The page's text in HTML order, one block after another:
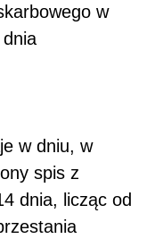
w
w dniu, w
spis z
dnia, licząc od